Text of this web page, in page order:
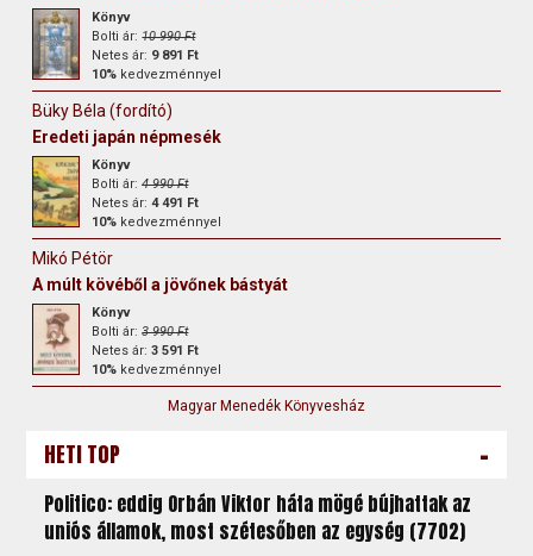
Könyv
Bolti ár:10 990 Ft
Netes ár: 9 891 Ft
10% kedvezménnyel
Büky Béla (fordító)
Eredeti japán népmesék
Könyv
Bolti ár:4 990 Ft
Netes ár:4 491 Ft
10% kedvezménnyel
Mikó Pétör
A múlt kövéből a jövőnek bástyát
Könyv
Bolti ár:3 990 Ft
Netes ár:3 591 Ft
10% kedvezménnyel
Magyar Menedék Könyvesház
HETI TOP -
Politico: eddig Orbán Viktor háta mögé bújhattak az
uniós államok, most szétesőben az egység (7702)